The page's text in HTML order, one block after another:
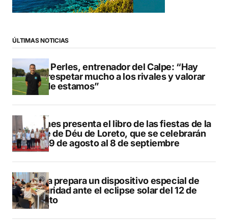
ÚLTIMAS NOTICIAS
Pere Perles, entrenador del Calpe: “Hay
que respetar mucho a los rivales y valorar
dónde estamos”
Duanes presenta el libro de las fiestas de la
Mare de Déu de Loreto, que se celebrarán
del 29 de agosto al 8 de septiembre
Xàbia prepara un dispositivo especial de
seguridad ante el eclipse solar del 12 de
agosto